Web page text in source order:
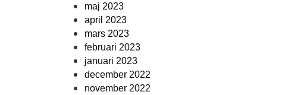
maj 2023
april 2023
mars 2023
februari 2023
januari 2023
december 2022
november 2022